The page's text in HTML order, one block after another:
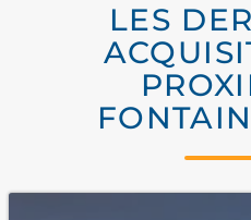
LES